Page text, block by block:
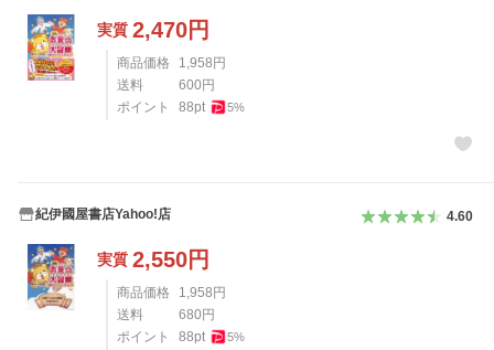
実質 2,470円
商品価格 1,958 円
送料
600 円
ポイント
88pt 5%
紀伊國屋書店Yahoo!店 4.60
実質 2,550円
商品価格 1,958 円
送料
680 円
ポイント
88pt 5%